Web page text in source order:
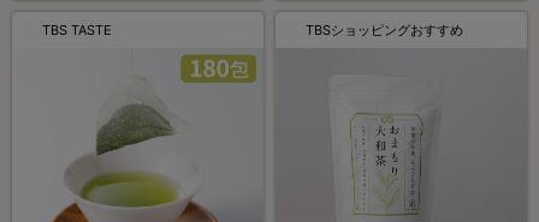
TBS TASTE TBSショッピングおすすめ